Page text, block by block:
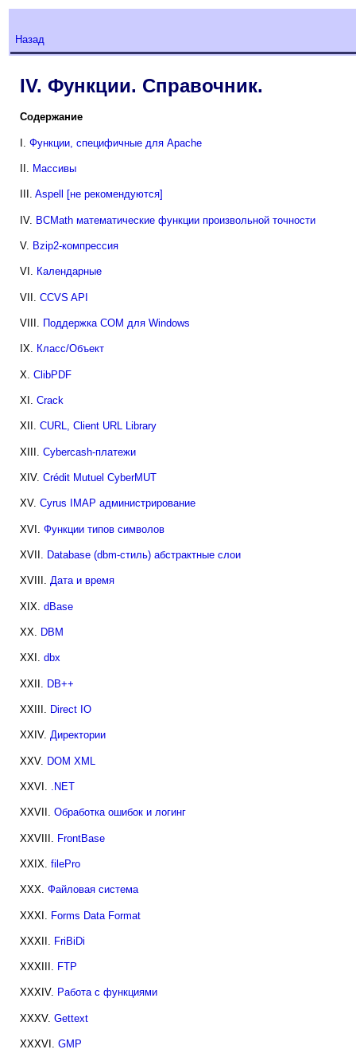
Назад
IV. Функции. Справочник.
Содержание
I. Функции, специфичные для Apache
Массивы
III. Aspell [не рекомендуются]
IV. BCMath математические функции произвольной точности
V. Bzip2-компрессия
VI. Календарные
VII. CCVS API
VIII. Поддержка COM для Windows
IX. Класс/Объект
X. ClibPDF
XI. Crack
XII. CURL, Client URL Library
XIII. Cybercash-платежи
XIV. Crédit Mutuel CyberMUT
XV. Cyrus IMAP администрирование
XVI. Функции типов символов
XVII. Database (dbm-стиль) абстрактные слои
XVIII. Дата и время
XIX. dBase
XX. DBM
XXI. dbx
XXII. DB++
XXIII. Direct IO
XXIV. Директории
XXV. DOM XML
XXVI. .NET
XXVII. Обработка ошибок и логинг
XXVIII. FrontBase
XXIX. filePro
XXX. Файловая система
XXXI. Forms Data Format
XXXII. FriBiDi
XXXIII. FTP
XXXIV. Работа с функциями
XXXV. Gettext
XXXVI. GMP